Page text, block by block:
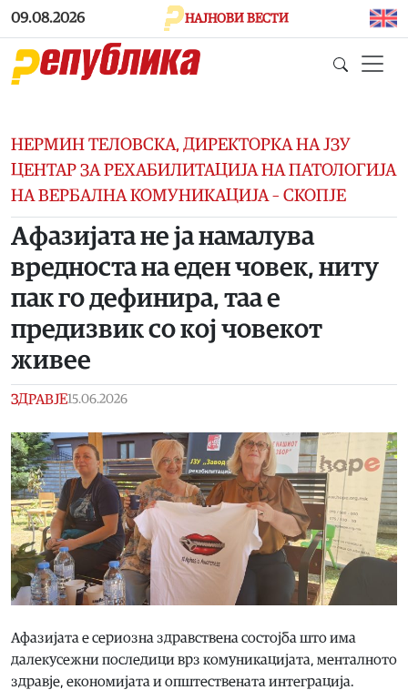
Skip to main content
09.08.2026 НАЈНОВИ ВЕСТИ
НЕРМИН ТЕЛОВСКА, ДИРЕКТОРКА НА ЈЗУ
ЦЕНТАР ЗА РЕХАБИЛИТАЦИЈА НА ПАТОЛОГИЈА
НА ВЕРБАЛНА КОМУНИКАЦИЈА – СКОПЈЕ
Афазијата не ја намалува
вредноста на еден човек, ниту
пак го дефинира, таа е
предизвик со кој човекот
живее
ЗДРАВЈЕ15.06.2026
Афазијата е сериозна здравствена состојба што има
далекусежни последици врз комуникацијата, менталното
здравје, економијата и општествената интеграција.